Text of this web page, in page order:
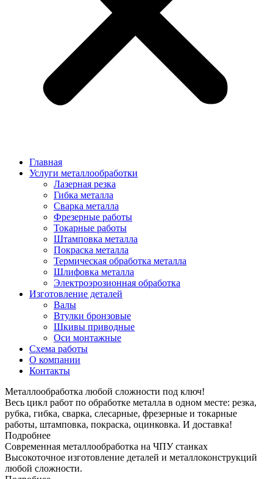
Главная
Услуги металлообработки
Лазерная резка
Гибка металла
Сварка металла
Фрезерные работы
Токарные работы
Штамповка металла
Покраска металла
Термическая обработка металла
Шлифовка металла
Электроэрозионная обработка
Изготовление деталей
Валы
Втулки бронзовые
Шкивы приводные
Оси монтажные
Схема работы
О компании
Контакты
Металлообработка любой сложности под ключ!
Весь цикл работ по обработке металла в одном месте: резка,
рубка, гибка, сварка, слесарные, фрезерные и токарные
работы, штамповка, покраска, оцинковка. И доставка!
Подробнее
Современная металлообработка на ЧПУ станках
Высокоточное изготовление деталей и металлоконструкций
любой сложности.